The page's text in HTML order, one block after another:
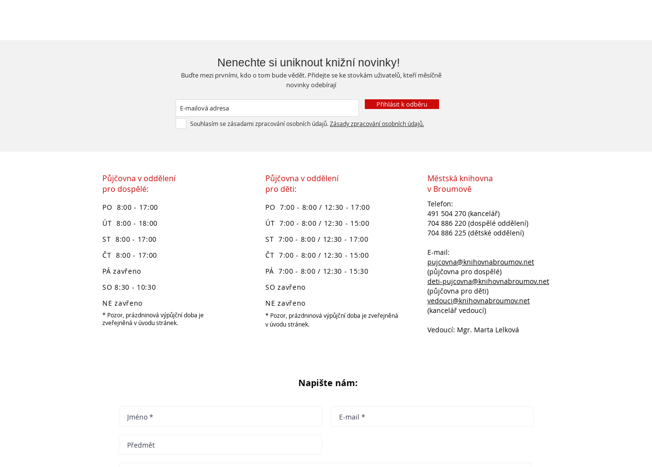
Půjčovna v oddělení
pro dospělé:
PO 8:00 - 17:00
ÚT 8:00 - 18:00
ST 8:00 - 17:00
ČT 8:00 - 17:00
PÁ zavřeno
SO 8:30 - 10:30
NE zavřeno
* Pozor, prázdninová výpůjční doba je
zveřejněná v úvodu stránek.
Půjčovna v oddělení
pro děti:
PO 7:00 - 8:00 / 12:30 - 17:00
ÚT 7:00 - 8:00 / 12:30 - 15:00
ST 7:00 - 8:00 / 12:30 - 17:00
ČT 7:00 - 8:00 / 12:30 - 15:00
PÁ 7:00 - 8:00 / 12:30 - 15:30
SO zavřeno
NE zavřeno
* Pozor, prázdninová výpůjční doba je zveřejněná
v úvodu stránek.
Městská knihovna
v Broumově
Telefon:
491 504 270 (kancelář)
704 886 220 (dospělé oddělení)
704 886 225 (dětské oddělení)
E-mail:
pujcovna@knihovnabroumov.net
(půjčovna pro dospělé)
deti-pujcovna@knihovnabroumov.net
(půjčovna pro děti)
vedouci@knihovnabroumov.net
(kancelář vedoucí)
Vedoucí: Mgr. Marta Lelková
Napište nám:
Nenechte si uniknout knižní novinky!
Buďte mezi prvními, kdo o tom bude vědět. Přidejte se ke stovkám uživatelů, kteří měsíčně
novinky odebírají
Přihlásit k odběru
Souhlasím se zásadami zpracování osobních údajů.Zásady zpracování osobních údajů.